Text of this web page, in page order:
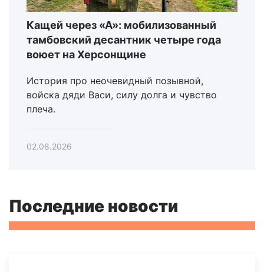
Кащей через «А»: мобилизованный
тамбовский десантник четыре года
воюет на Херсонщине
История про неочевидный позывной,
войска дяди Васи, силу долга и чувство
плеча.
02.08.2026
Последние новости